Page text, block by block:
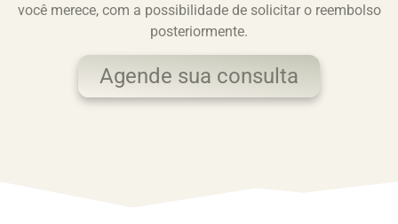
você merece, com a possibilidade de solicitar o reembolso
posteriormente.
Agende sua consulta